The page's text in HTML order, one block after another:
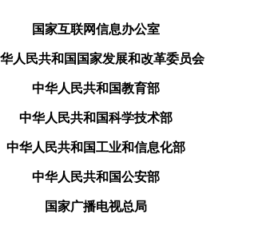
国家互联网信息办公室
人民共和国国家发展和改革委员会
中华人民共和国教育部
中华人民共和国科学技术部
中华人民共和国工业和信息化部
中华人民共和国公安部
国家广播电视总局